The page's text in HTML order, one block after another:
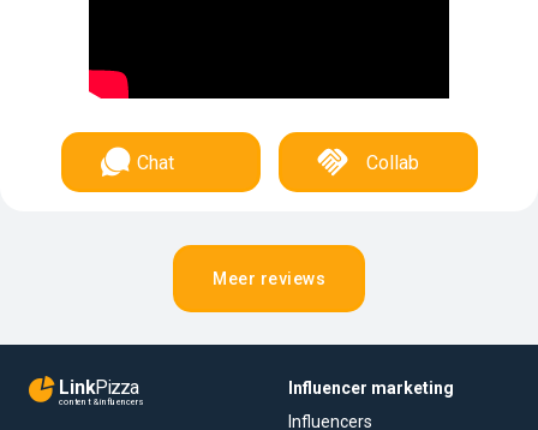
Chat Collab
Meer reviews
LinkPizza
content & influencers
Influencer marketing
Influencers